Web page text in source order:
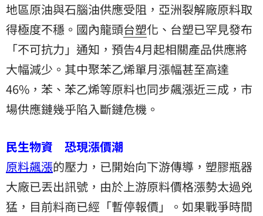
地區原油與石腦油供應受阻，亞洲裂解廠原料取
得極度不穩。國內龍頭台塑化、台塑已罕見發布
「不可抗力」通知，預告4月起相關產品供應將
大幅減少。其中聚苯乙烯單月漲幅甚至高達
46%，苯、苯乙烯等原料也同步飆漲近三成，市
場供應鏈幾乎陷入斷鏈危機。
民生物資 恐現漲價潮
原料飆漲的壓力，已開始向下游傳導，塑膠瓶器
大廠已丟出訊號，由於上游原料價格漲勢太過兇
猛，目前料商已經「暫停報價」。如果戰爭時間